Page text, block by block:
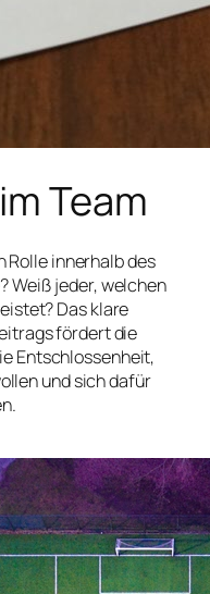
Team
Rolle innerhalb des
Weiß jeder, welchen
Das klare
fördert die
Entschlossenheit,
und sich dafür